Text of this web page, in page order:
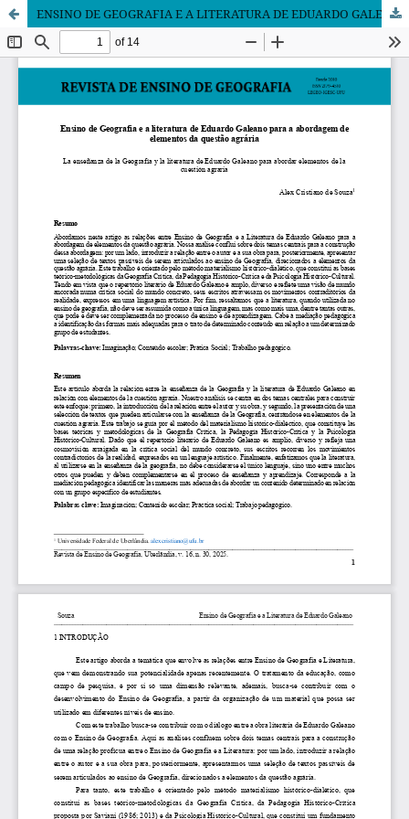
ENSINO DE GEOGRAFIA E A LITERATURA DE EDUARDO GALEANO PARA A ABORDAGEM DE ELEMENTOS DA QUESTÃO AGRÁRIA